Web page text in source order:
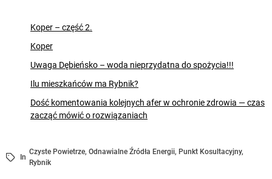
Koper – część 2.
Koper
Uwaga Dębieńsko – woda nieprzydatna do spożycia!!!
Ilu mieszkańców ma Rybnik?
Dość komentowania kolejnych afer w ochronie zdrowia — czas
zacząć mówić o rozwiązaniach
In
Czyste Powietrze, Odnawialne Źródła Energii, Punkt Kosultacyjny,
Rybnik